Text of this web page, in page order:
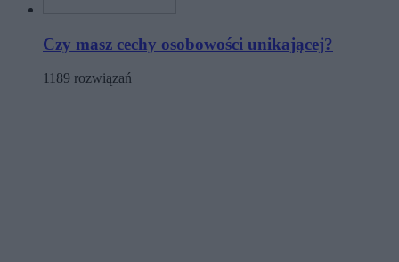
Czy masz cechy osobowości unikającej?
1189 rozwiązań